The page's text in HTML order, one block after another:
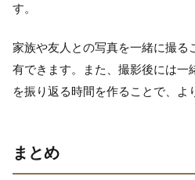
す。
家族や友人との写真を一緒に撮る
有できます。また、撮影後には一
を振り返る時間を作ることで、よ
まとめ